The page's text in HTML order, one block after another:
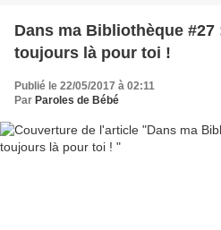
Dans ma Bibliothèque
toujours là pour toi !
Publié le 22/05/2017 à 02:11
Par Paroles de Bébé